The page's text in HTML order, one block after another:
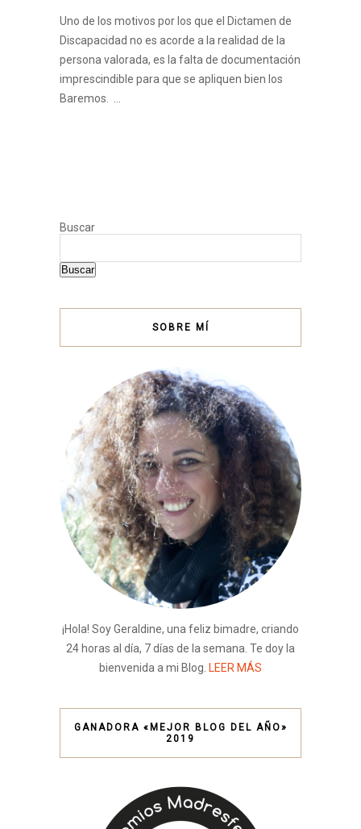
Uno de los motivos por los que el Dictamen de
Discapacidad no es acorde a la realidad de la
persona valorada, es la falta de documentación
imprescindible para que se apliquen bien los
Baremos. …
Buscar
Buscar
SOBRE MÍ
¡Hola! Soy Geraldine, una feliz bimadre, criando
24 horas al día, 7 días de la semana. Te doy la
bienvenida a mi Blog. LEER MÁS
GANADORA «MEJOR BLOG DEL AÑO»
2019